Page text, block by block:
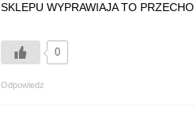
SKLEPU WYPRAWIAJA TO
0
Odpowiedz